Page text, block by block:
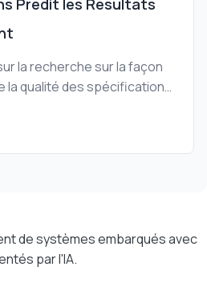
Prédit les Résultats
la recherche sur la façon
la qualité des spécifications
livraison et des coûts de
de systèmes embarqués avec
par l'IA.